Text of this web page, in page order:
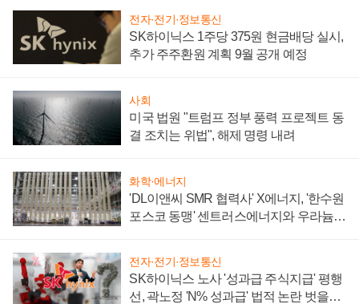
전자·전기·정보통신
SK하이닉스 1주당 375원 현금배당 실시,
추가 주주환원 계획 9월 공개 예정
사회
미국 법원 "트럼프 정부 풍력 프로젝트 동
결 조치는 위법", 해제 명령 내려
화학·에너지
'DL이앤씨 SMR 협력사' X에너지, '한수원
포스코 동맹' 센트러스에너지와 우라늄
전자·전기·정보통신
SK하이닉스 노사 '성과급 주식지급' 평행
선, 곽노정 'N% 성과급' 법적 논란 벗을지